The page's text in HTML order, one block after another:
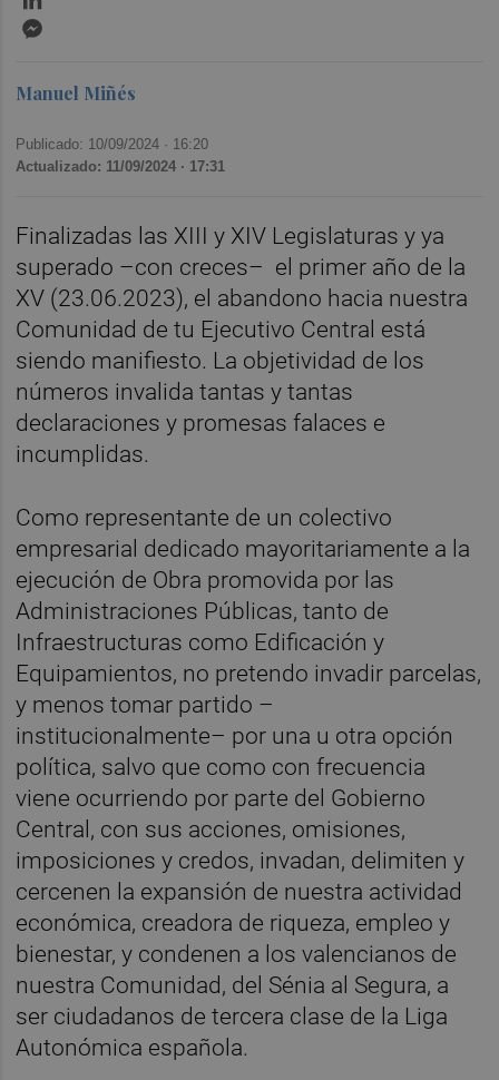
Manuel Miñés
Publicado: 10/09/2024 · 16:20
Actualizado: 11/09/2024 · 17:31
Finalizadas las XIII y XIV Legislaturas y ya
superado –con creces– el primer año de la
XV (23.06.2023), el abandono hacia nuestra
Comunidad de tu Ejecutivo Central está
siendo manifiesto. La objetividad de los
números invalida tantas y tantas
declaraciones y promesas falaces e
incumplidas.
Como representante de un colectivo
empresarial dedicado mayoritariamente a la
ejecución de Obra promovida por las
Administraciones Públicas, tanto de
Infraestructuras como Edificación y
Equipamientos, no pretendo invadir parcelas,
y menos tomar partido –
institucionalmente– por una u otra opción
política, salvo que como con frecuencia
viene ocurriendo por parte del Gobierno
Central, con sus acciones, omisiones,
imposiciones y credos, invadan, delimiten y
cercenen la expansión de nuestra actividad
económica, creadora de riqueza, empleo y
bienestar, y condenen a los valencianos de
nuestra Comunidad, del Sénia al Segura, a
ser ciudadanos de tercera clase de la Liga
Autonómica española.